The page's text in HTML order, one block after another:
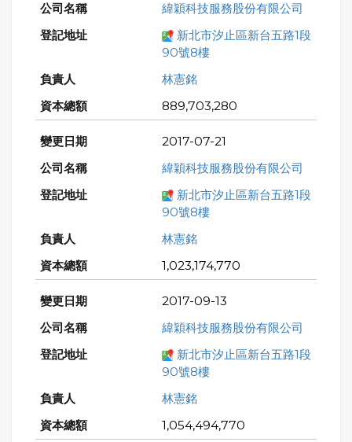
緯穎科技服務股份有限公司
新北市汐止區新台五路1段
90號8樓
林憲銘
889,703,280
2017-07-21
緯穎科技服務股份有限公司
新北市汐止區新台五路1段
90號8樓
林憲銘
1,023,174,770
2017-09-13
緯穎科技服務股份有限公司
新北市汐止區新台五路1段
90號8樓
林憲銘
1,054,494,770